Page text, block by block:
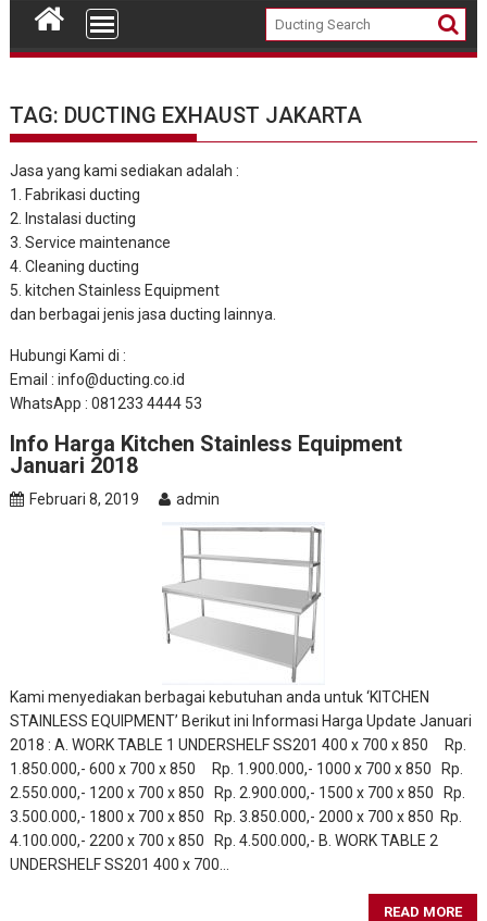
TAG: DUCTING EXHAUST JAKARTA
Jasa yang kami sediakan adalah :
1. Fabrikasi ducting
2. Instalasi ducting
3. Service maintenance
4. Cleaning ducting
5. kitchen Stainless Equipment
dan berbagai jenis jasa ducting lainnya.
Hubungi Kami di :
Email : info@ducting.co.id
WhatsApp : 081233 4444 53
Info Harga Kitchen Stainless Equipment
Januari 2018
Februari 8, 2019 admin
Kami menyediakan berbagai kebutuhan anda untuk ‘KITCHEN
STAINLESS EQUIPMENT’ Berikut ini Informasi Harga Update Januari
2018 : A. WORK TABLE 1 UNDERSHELF SS201 400 x 700 x 850 Rp.
1.850.000,- 600 x 700 x 850 Rp. 1.900.000,- 1000 x 700 x 850 Rp.
2.550.000,- 1200 x 700 x 850 Rp. 2.900.000,- 1500 x 700 x 850 Rp.
3.500.000,- 1800 x 700 x 850 Rp. 3.850.000,- 2000 x 700 x 850 Rp.
4.100.000,- 2200 x 700 x 850 Rp. 4.500.000,- B. WORK TABLE 2
UNDERSHELF SS201 400 x 700…
READ MORE